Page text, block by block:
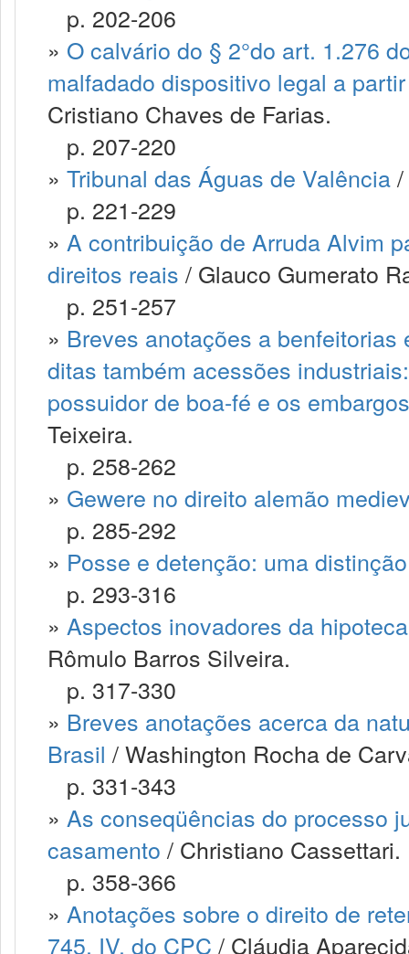
p. 202-206
» O calvário do § 2°do art. 1.276
malfadado dispositivo legal a
Cristiano Chaves de Farias.
p. 207-220
» Tribunal das Águas de Valência
p. 221-229
» A contribuição de Arruda Alvim
direitos reais / Glauco Gumerato
p. 251-257
» Breves anotações a
ditas também acessões
possuidor de boa-fé e os
Teixeira.
p. 258-262
» Gewere no direito alemão
p. 285-292
» Posse e detenção: uma
p. 293-316
» Aspectos inovadores da
Rômulo Barros Silveira.
p. 317-330
» Breves anotações acerca da
Brasil / Washington Rocha de
p. 331-343
» As conseqüências do processo
casamento / Christiano Cassettari.
p. 358-366
» Anotações sobre o direito de
745, IV, do CPC / Cláudia